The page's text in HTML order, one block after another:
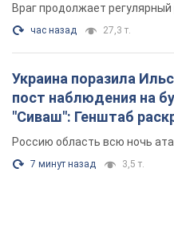
Враг продолжает
час назад 27,3 т.
Украина поразила
пост наблюдения на
"Сиваш": Генштаб
видео
Россию область всю ночь
7 минут назад 3,5 т.